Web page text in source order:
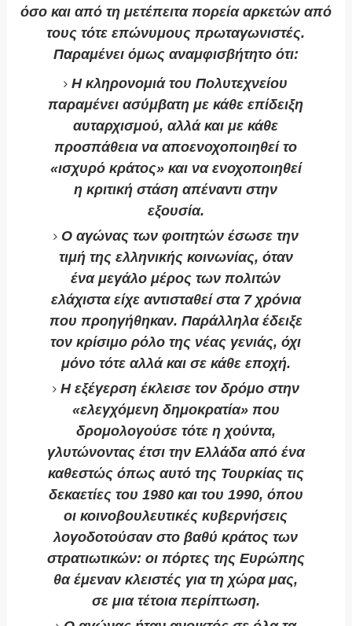
όσο και από τη μετέπειτα πορεία αρκετών από
τους τότε επώνυμους πρωταγωνιστές.
Παραμένει όμως αναμφισβήτητο ότι:
Η κληρονομιά του Πολυτεχνείου
παραμένει ασύμβατη με κάθε επίδειξη
αυταρχισμού, αλλά και με κάθε
προσπάθεια να αποενοχοποιηθεί το
«ισχυρό κράτος» και να ενοχοποιηθεί
η κριτική στάση απέναντι στην
εξουσία.
Ο αγώνας των φοιτητών έσωσε την
τιμή της ελληνικής κοινωνίας, όταν
ένα μεγάλο μέρος των πολιτών
ελάχιστα είχε αντισταθεί στα 7 χρόνια
που προηγήθηκαν. Παράλληλα έδειξε
τον κρίσιμο ρόλο της νέας γενιάς, όχι
μόνο τότε αλλά και σε κάθε εποχή.
Η εξέγερση έκλεισε τον δρόμο στην
«ελεγχόμενη δημοκρατία» που
δρομολογούσε τότε η χούντα,
γλυτώνοντας έτσι την Ελλάδα από ένα
καθεστώς όπως αυτό της Τουρκίας τις
δεκαετίες του 1980 και του 1990, όπου
οι κοινοβουλευτικές κυβερνήσεις
λογοδοτούσαν στο βαθύ κράτος των
στρατιωτικών: οι πόρτες της Ευρώπης
θα έμεναν κλειστές για τη χώρα μας,
σε μια τέτοια περίπτωση.